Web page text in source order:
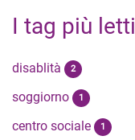
I tag più letti
disablità 2
soggiorno 1
centro sociale 1